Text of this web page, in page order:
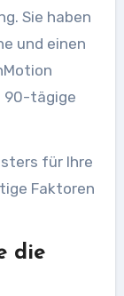
Sie haben
und einen
90-tägige
für Ihre
Faktoren
die